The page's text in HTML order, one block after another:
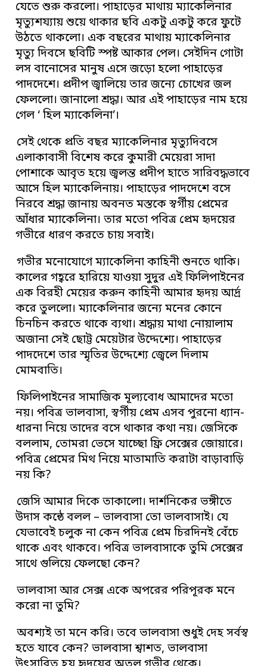
যেতে শুরু করলো। পাহাড়ের মাথায় ম্যাকেলিনার
মৃত্যুশয্যায় শুয়ে থাকার ছবি একটু একটু করে ফুটে
উঠতে থাকলো। এক বছরের মাথায়ম্যাকেলিনার
মৃত্যু দিবসে ছবিটি স্পষ্ট আকার পেল। সেইদিন গোটা
লস বানোসের মানুষ এসে জড়ো হলো পাহাড়ের
পাদদেশে। প্রদীপ জ্বালিয়ে তার জন্যে চোখের জল
ফেললো। জানালো শ্রদ্ধা। আর এই পাহাড়ের নাম হয়ে
গেল ‘ হিলম্যাকেলিনা’।
সেই থেকে প্রতি বছরম্যাকেলিনার মৃত্যুদিবসে
এলাকাবাসী বিশেষ করে কুমারী মেয়েরা সাদা
পোশাকে আবৃত হয়ে জ্বলন্ত প্রদীপ হাতে সারিবদ্ধভাবে
আসে হিল ম্যাকেলিনায়। পাহাড়ের পাদদেশে বসে
নিরবে শ্রদ্ধা জানায় অবনত মস্তকে স্বর্গীয় প্রেমের
আঁধার ম্যাকেলিনা। তার মতো পবিত্র প্রেম হৃদয়ের
গভীরে ধারণ করতে চায় সবাই।
গভীর মনোযোগেম্যাকেলিনা কাহিনী শুনতে থাকি।
কালের গহ্বরে হারিয়ে যাওয়া সুদুর এই ফিলিপাইনের
এক বিরহী মেয়ের করুন কাহিনী আমার হৃদয় আর্দ্র
করে তুললো। ম্যাকেলিনার জন্যে মনের কোনে
চিনচিন করতে থাকে ব্যথা। শ্রদ্ধায় মাথা নোয়ালাম
অজানা সেই ছোট্ট মেয়েটার উদ্দেশ্যে। পাহাড়ের
পাদদেশে তার স্মৃতির উদ্দেশ্যে জ্বেলে দিলাম
মোমবাতি।
ফিলিপাইনের সামাজিক মূল্যবোধ আমাদের মতো
নয়। পবিত্র ভালবাসা, স্বর্গীয় প্রেম এসব পুরনো ধ্যান-
ধারনা নিয়ে তাদের বসে থাকার কথা নয়। জেসিকে
বললাম, তোমরা ভেসে যাচ্ছো ফ্রি সেক্সের জোয়ারে।
পবিত্র প্রেমের মিথ নিয়ে মাতামাতি করাটা বাড়াবাড়ি
নয় কি?
জেসি আমার দিকে তাকালো। দার্শনিকের ভঙ্গীতে
উদাস কন্ঠে বলল – ভালবাসা তো ভালবাসাই। যে
যেভাবেই চলুক না কেন পবিত্র প্রেম চিরদিনই বেঁচে
থাকে এবং থাকবে। পবিত্র ভালবাসাকে তুমি সেক্সের
সাথে গুলিয়ে ফেলছো কেন?
ভালবাসা আর সেক্স একে অপরের পরিপূরক মনে
করো না তুমি?
অবশ্যই তা মনে করি। তবে ভালবাসা শুধুই দেহ সর্বস্ব
হতে যাবে কেন? ভালবাসা শ্বাশত, ভালবাসা